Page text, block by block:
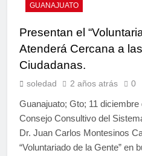
GUANAJUATO
Presentan el
Atenderá Cercana a
Ciudadanas.
soledad 2 años atrás 0
Guanajuato; Gto; 11
Consejo Consultivo del
Dr. Juan Carlos Montesinos
“Voluntariado de la Gente” en